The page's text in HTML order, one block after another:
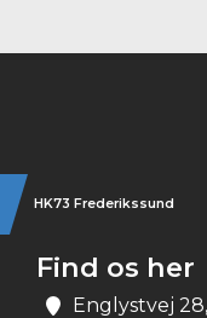
HK73 Frederikssund
Find os her
Englystvej